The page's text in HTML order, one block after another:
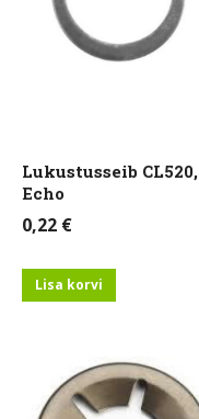
Lukustusseib CL520,
Echo
0,22 €
Lisa korvi